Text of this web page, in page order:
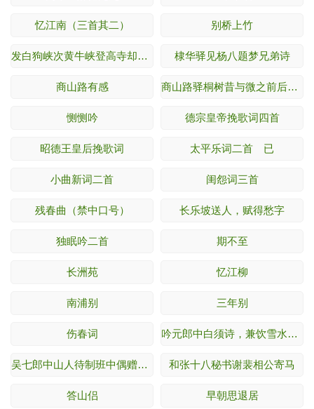
忆江南（三首其二） 别桥上竹
发白狗峡次黄牛峡登高寺却望忠州 棣华驿见杨八题梦兄弟诗
商山路有感 商山路驿桐树昔与微之前后题名处
恻恻吟 德宗皇帝挽歌词四首
昭德王皇后挽歌词 太平乐词二首 已
小曲新词二首 闺怨词三首
残春曲（禁中口号） 长乐坡送人，赋得愁字
独眠吟二首 期不至
长洲苑 忆江柳
南浦别 三年别
伤春词 吟元郎中白须诗，兼饮雪水茶，因题壁上
吴七郎中山人待制班中偶赠绝句 和张十八秘书谢裴相公寄马
答山侣 早朝思退居